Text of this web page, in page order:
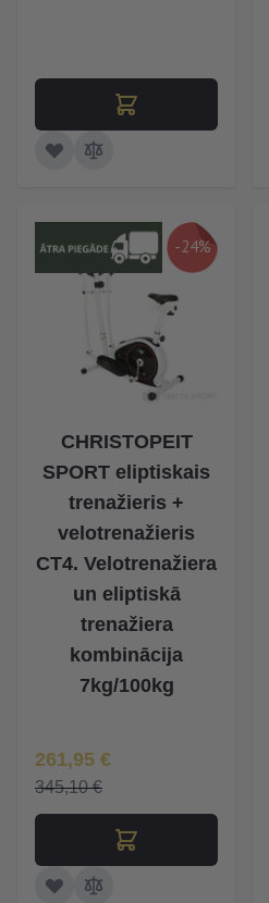
-24%
CHRISTOPEIT
SPORT eliptiskais
trenažieris +
velotrenažieris
CT4. Velotrenažiera
un eliptiskā
trenažiera
kombinācija
7kg/100kg
Īpaša Cena
261,95 €
345,10 €